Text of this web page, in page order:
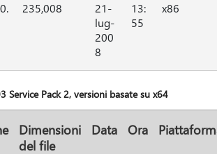
235,008
21-
lug-
200
8
13:
55
x86
Service Pack 2, versioni basate su x64
Dimensioni
del file
Data Ora